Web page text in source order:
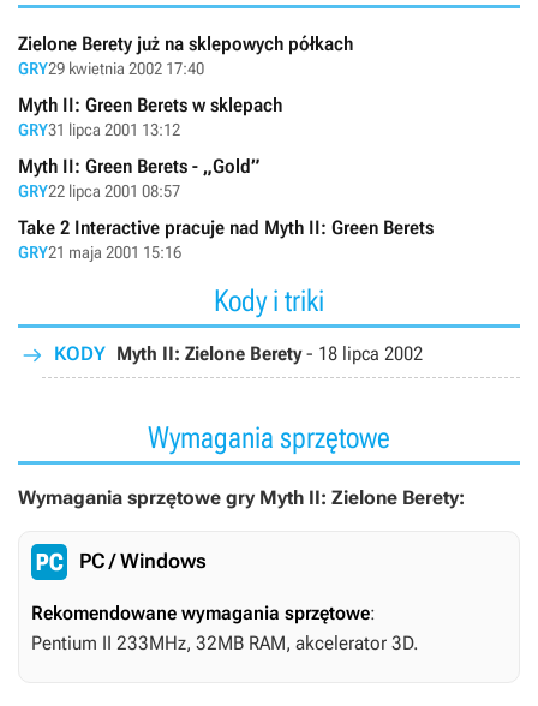
Zielone Berety już na sklepowych półkach
GRY29 kwietnia 2002 17:40
Myth II: Green Berets w sklepach
GRY31 lipca 2001 13:12
Myth II: Green Berets - „Gold”
GRY22 lipca 2001 08:57
Take 2 Interactive pracuje nad Myth II: Green Berets
GRY21 maja 2001 15:16
Kody i triki
KODY Myth II: Zielone Berety- 18 lipca 2002
Wymagania sprzętowe
Wymagania sprzętowe gry Myth II: Zielone Berety:
PC / Windows
Rekomendowane wymagania sprzętowe:
Pentium II 233MHz, 32MB RAM, akcelerator 3D.